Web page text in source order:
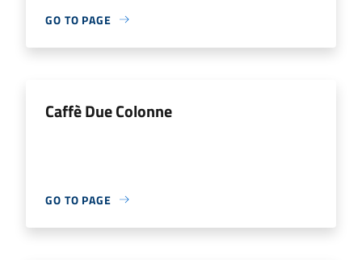
GO TO PAGE
Caffè Due Colonne
GO TO PAGE